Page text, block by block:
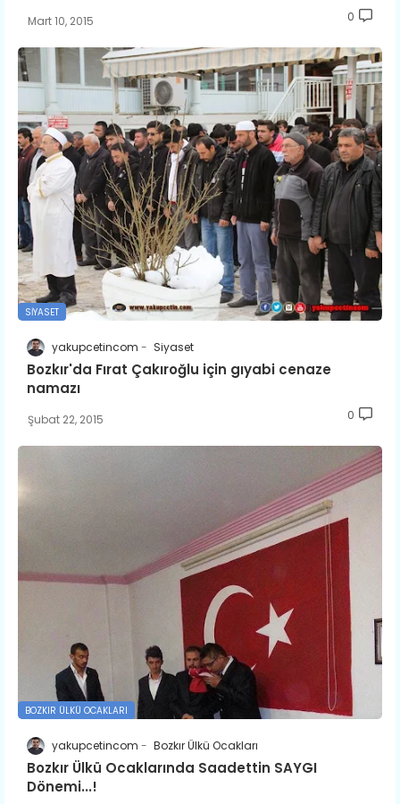
Mart 10, 2015 0
SIYASET
yakupcetincom Siyaset
Bozkır'da Fırat Çakıroğlu için gıyabi cenaze
namazı
Şubat 22, 2015 0
BOZKIR ÜLKÜ OCAKLARI
yakupcetincom Bozkır Ülkü Ocakları
Bozkır Ülkü Ocaklarında Saadettin SAYGI
Dönemi...!